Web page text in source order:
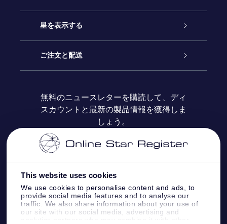
This website uses cookies
We use cookies to personalise content and ads, to
provide social media features and to analyse our
traffic. We also share information about your use of
our site with our social media, advertising and
お問い合わせ
ブログ
レビュー
Online Starギフト
OSRギフトパック
OSR ギフトカード
法人ギフト
星を表示する
星の登録
カスタマイズされたStar Page
One Million Stars
OSR Starsaver
星間飛行VRアプリ
ご注文と配送
お支払いに関する情報
配送に関する情報
返品ポリシ
星座
無料のニュースレターを購読して、ディ
スカウントと最新の製品情報を獲得しま
しょう。